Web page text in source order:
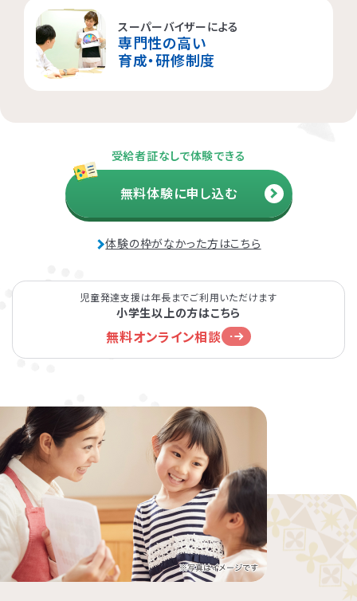
スーパーバイザーによる
専門性の高い
育成・研修制度
受給者証なしで体験できる
無料体験に申し込む
体験の枠がなかった方はこちら
児童発達支援は年長までご利用いただけます
小学生以上の方はこちら
無料オンライン相談
相模原市